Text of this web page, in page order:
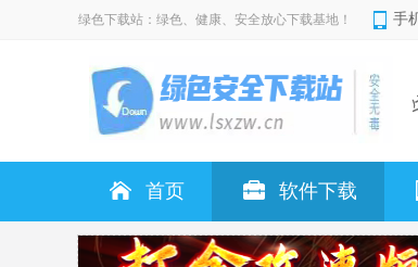
绿色下载站：绿色、健康、安全放心下载基地！ 手
首页 软件下载